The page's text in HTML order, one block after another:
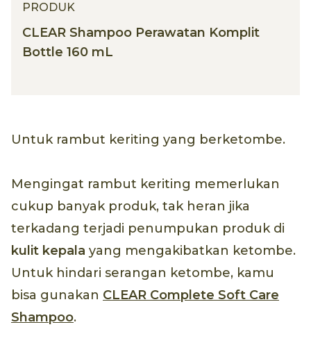
PRODUK
CLEAR Shampoo Perawatan Komplit
Bottle 160 mL
Untuk rambut keriting yang berketombe.
Mengingat rambut keriting memerlukan
cukup banyak produk, tak heran jika
terkadang terjadi penumpukan produk di
kulit kepala yang mengakibatkan ketombe.
Untuk hindari serangan ketombe, kamu
bisa gunakan CLEAR Complete Soft Care
Shampoo.